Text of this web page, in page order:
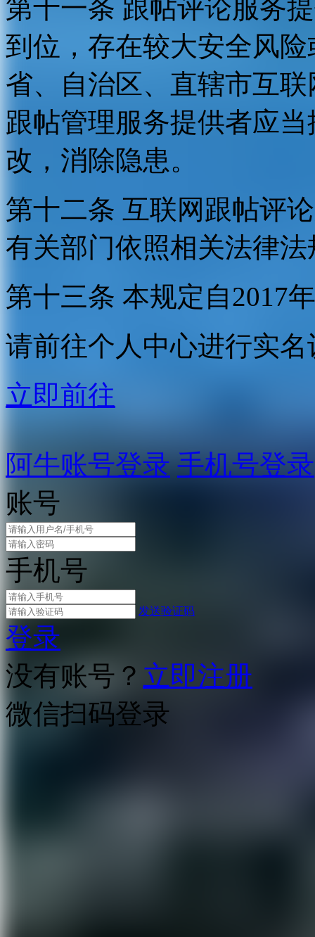
第十一条 跟帖评论服务
到位，存在较大安全风
省、自治区、直辖市互
跟帖管理服务提供者应
改，消除隐患。
第十二条 互联网跟帖评
有关部门依照相关法律
第十三条 本规定自2017
请前往个人中心进行实名
立即前往
阿牛账号登录 手机号登录
账号
手机号
发送验证码
登录
没有账号？ 立即注册
微信扫码登录